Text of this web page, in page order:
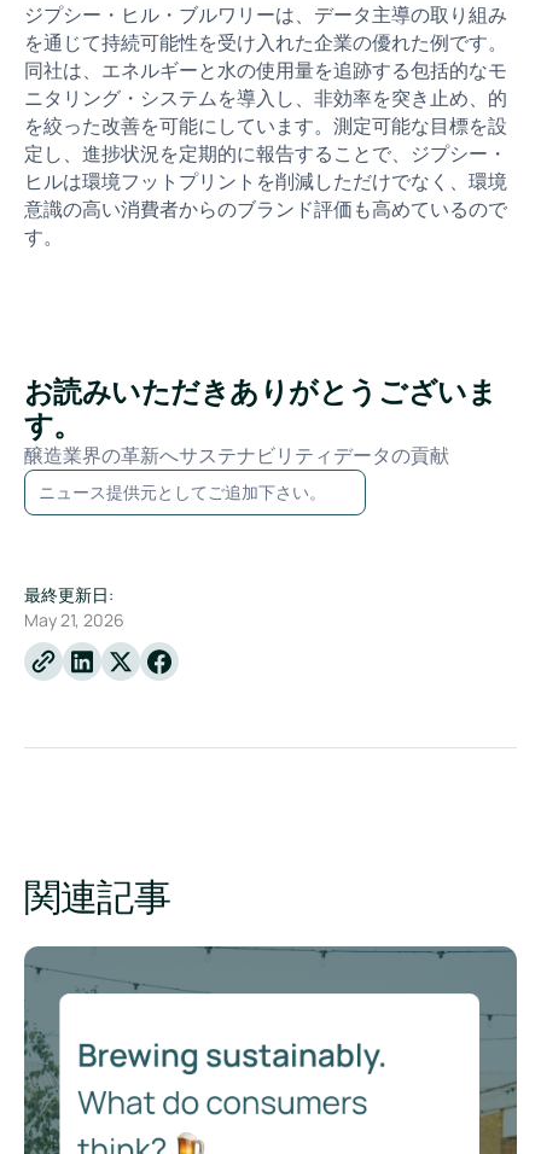
最終更新日:
May 21, 2026
Linkedin
X Facebook
ジプシー・ヒル・ブルワリーは、データ主導の取り組み
を通じて持続可能性を受け入れた企業の優れた例です。
同社は、エネルギーと水の使用量を追跡する包括的なモ
ニタリング・システムを導入し、非効率を突き止め、的
を絞った改善を可能にしています。測定可能な目標を設
定し、進捗状況を定期的に報告することで、ジプシー・
ヒルは環境フットプリントを削減しただけでなく、環境
意識の高い消費者からのブランド評価も高めているので
す。
お読みいただきありがとうございま
す。
醸造業界の革新へサステナビリティデータの貢献
ニュース提供元としてご追加下さい。
関連記事
サステナビリティと醸造：消費者はどう思うのか